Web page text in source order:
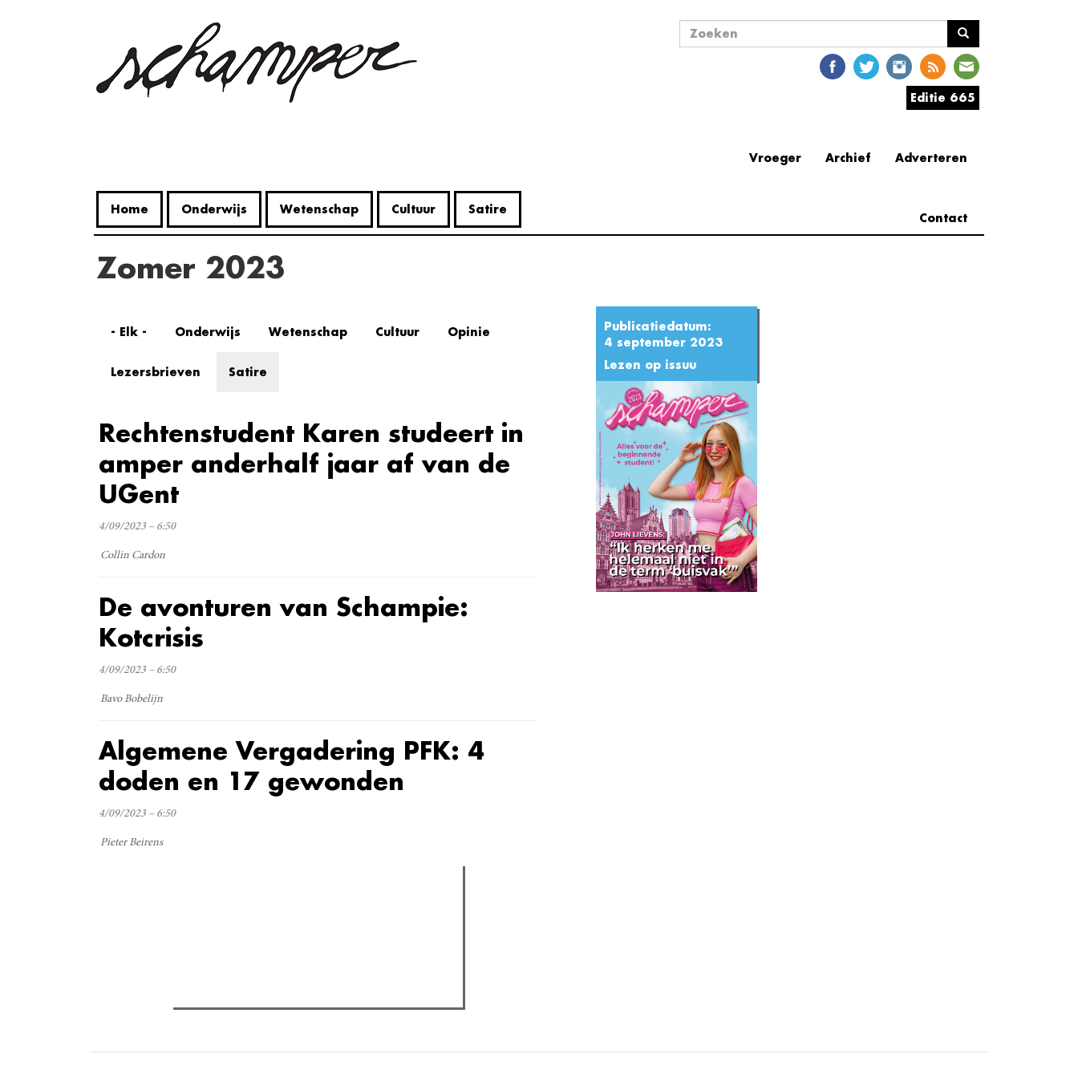
Home Onderwijs Wetenschap Cultuur Satire
Zoekveld
Editie 665
Adverteren
Archief
Vroeger
Contact
Zomer 2023
Publicatiedatum:
4 september 2023
Lezen op issuu
- Elk - Onderwijs Wetenschap Cultuur Opinie
Lezersbrieven Satire
Rechtenstudent Karen studeert in
amper anderhalf jaar af van de
UGent
4/09/2023 – 6:50
Collin Cardon
De avonturen van Schampie:
Kotcrisis
4/09/2023 – 6:50
Bavo Bobelijn
Algemene Vergadering PFK: 4
doden en 17 gewonden
4/09/2023 – 6:50
Pieter Beirens